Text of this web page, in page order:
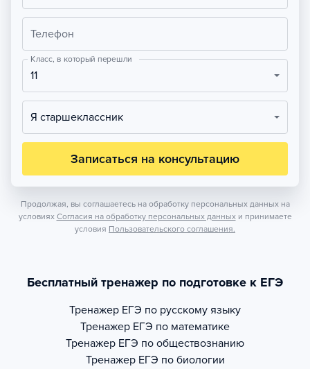
Телефон
Класс, в который перешли
11
Я старшеклассник
Записаться на консультацию
Продолжая, вы соглашаетесь на обработку персональных данных на
условиях Согласия на обработку персональных данных и принимаете
условия Пользовательского соглашения.
Бесплатный тренажер по подготовке к ЕГЭ
Тренажер ЕГЭ по русскому языку
Тренажер ЕГЭ по математике
Тренажер ЕГЭ по обществознанию
Тренажер ЕГЭ по биологии